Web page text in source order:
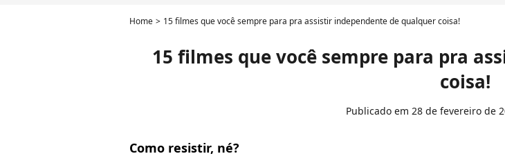
Home 15 filmes que você sempre para pra assistir independente de qualquer coisa!
15 filmes que você sempre para pra
coisa!
Publicado em 28 de fevereiro de
Como resistir, né?